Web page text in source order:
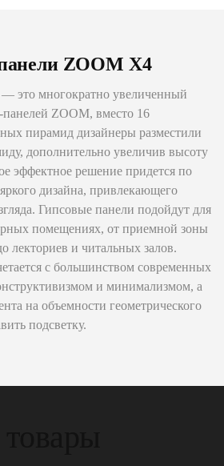
ZOOM X4
это многократно увеличенный
ZOOM, вместо 16
пирамид дизайнеры разместили
дополнительно увеличив высоту
эффектное решение придется по
дизайна, привлекающего
Гипсовые панели подойдут для
помещениях, от приемной зоны
лекториев и читальных залов.
с большинством современных
и минимализмом, а
на объемности геометрического
подсветку.